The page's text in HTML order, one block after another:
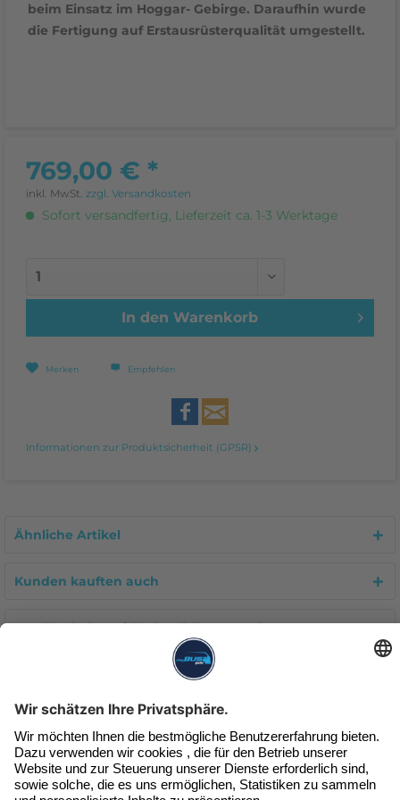
beim Einsatz im Hoggar- Gebirge. Daraufhin wurde
die Fertigung auf Erstausrüsterqualität umgestellt.
769,00 € *
inkl. MwSt. zzgl. Versandkosten
Sofort versandfertig, Lieferzeit ca. 1-3 Werktage
In den Warenkorb
Merken Empfehlen
Informationen zur Produktsicherheit (GPSR)
Ähnliche Artikel
Kunden kauften auch
Kunden haben sich ebenfalls angesehen
Jetzt beim Newsletter anmelden